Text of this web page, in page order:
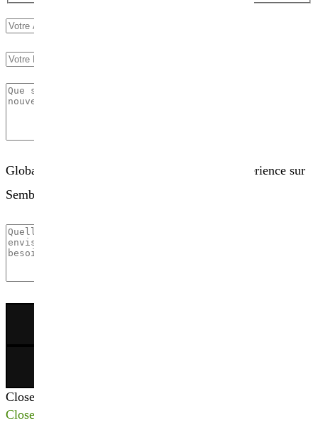
Globalement, comment évaluez-vous votre expérience sur
Sembio.fr ?
Close
Close